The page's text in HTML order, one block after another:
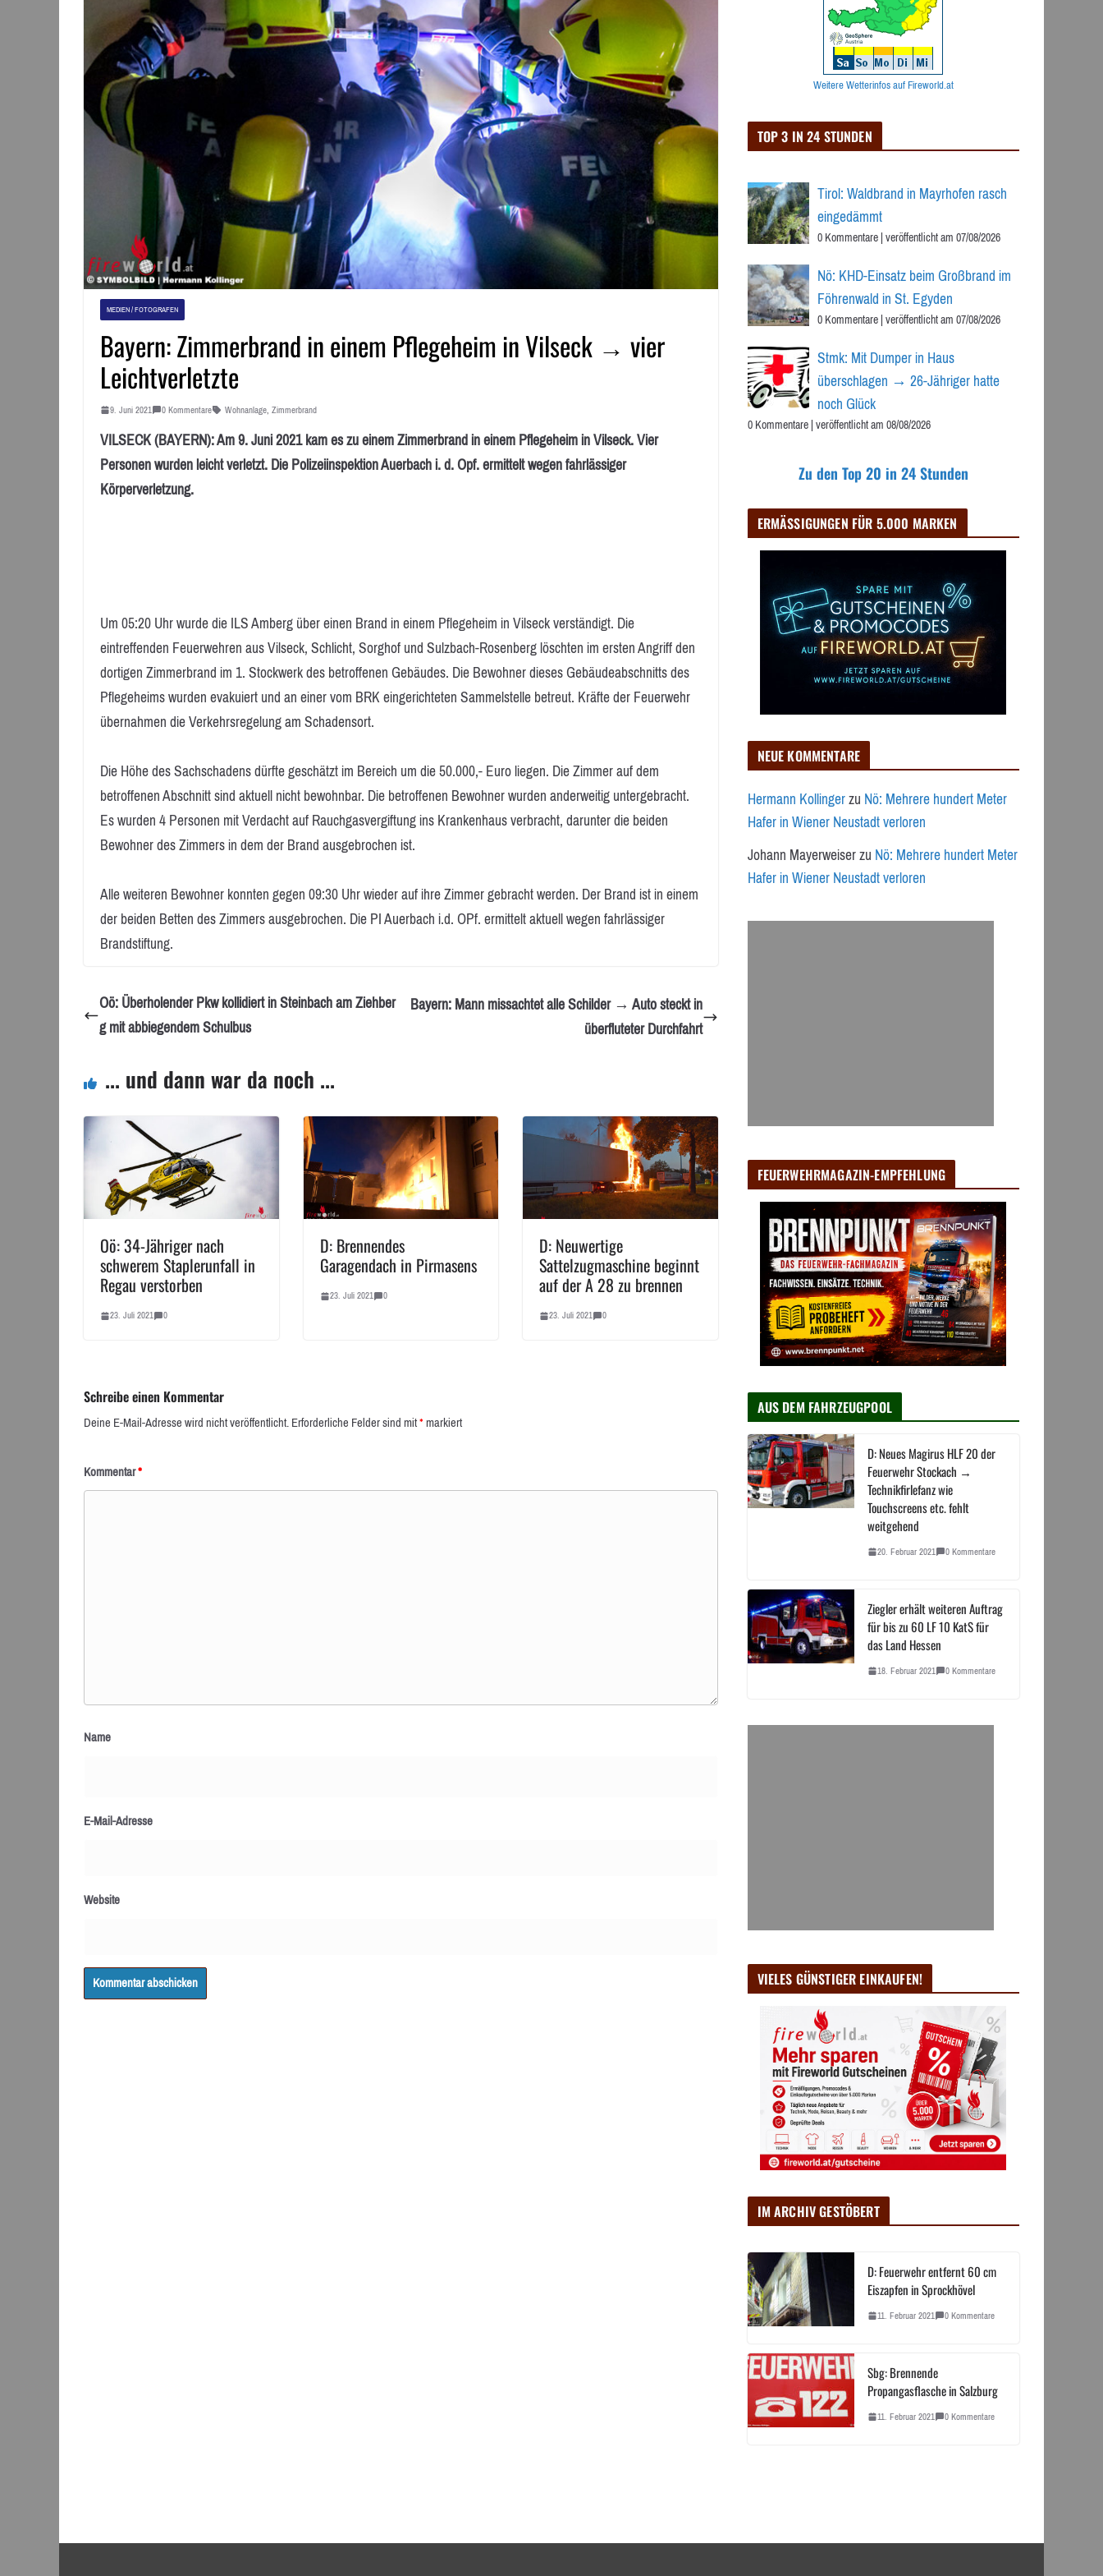
MEDIEN / FOTOGRAFEN
Bayern: Zimmerbrand in einem Pflegeheim in Vilseck → vier
Leichtverletzte
9. Juni 2021 0 Kommentare Wohnanlage, Zimmerbrand
VILSECK (BAYERN): Am 9. Juni 2021 kam es zu einem Zimmerbrand in einem Pflegeheim in Vilseck. Vier
Personen wurden leicht verletzt. Die Polizeiinspektion Auerbach i. d. Opf. ermittelt wegen fahrlässiger
Körperverletzung.
Um 05:20 Uhr wurde die ILS Amberg über einen Brand in einem Pflegeheim in Vilseck verständigt. Die
eintreffenden Feuerwehren aus Vilseck, Schlicht, Sorghof und Sulzbach-Rosenberg löschten im ersten Angriff den
dortigen Zimmerbrand im 1. Stockwerk des betroffenen Gebäudes. Die Bewohner dieses Gebäudeabschnitts des
Pflegeheims wurden evakuiert und an einer vom BRK eingerichteten Sammelstelle betreut. Kräfte der Feuerwehr
übernahmen die Verkehrsregelung am Schadensort.
Die Höhe des Sachschadens dürfte geschätzt im Bereich um die 50.000,- Euro liegen. Die Zimmer auf dem
betroffenen Abschnitt sind aktuell nicht bewohnbar. Die betroffenen Bewohner wurden anderweitig untergebracht.
Es wurden 4 Personen mit Verdacht auf Rauchgasvergiftung ins Krankenhaus verbracht, darunter die beiden
Bewohner des Zimmers in dem der Brand ausgebrochen ist.
Alle weiteren Bewohner konnten gegen 09:30 Uhr wieder auf ihre Zimmer gebracht werden. Der Brand ist in einem
der beiden Betten des Zimmers ausgebrochen. Die PI Auerbach i.d. OPf. ermittelt aktuell wegen fahrlässiger
Brandstiftung.
Oö: Überholender Pkw kollidiert in Steinbach am Ziehber
g mit abbiegendem Schulbus
Bayern: Mann missachtet alle Schilder → Auto steckt in
überfluteter Durchfahrt
... und dann war da noch ...
Oö: 34-Jähriger nach
schwerem Staplerunfall in
Regau verstorben
23. Juli 2021 0
D: Brennendes
Garagendach in Pirmasens
23. Juli 2021 0
D: Neuwertige
Sattelzugmaschine beginnt
auf der A 28 zu brennen
23. Juli 2021 0
Schreibe einen Kommentar
Deine E-Mail-Adresse wird nicht veröffentlicht.Erforderliche Felder sind mit*markiert
Kommentar*
Name
E-Mail-Adresse
Website
Weitere Wetterinfos auf Fireworld.at
TOP 3 IN 24 STUNDEN
Tirol: Waldbrand in Mayrhofen rasch
eingedämmt
0 Kommentare|veröffentlicht am 07/08/2026
Nö: KHD-Einsatz beim Großbrand im
Föhrenwald in St. Egyden
0 Kommentare|veröffentlicht am 07/08/2026
Stmk: Mit Dumper in Haus
überschlagen → 26-Jähriger hatte
noch Glück
0 Kommentare|veröffentlicht am 08/08/2026
Zu den Top 20 in 24 Stunden
ERMÄSSIGUNGEN FÜR 5.000 MARKEN
NEUE KOMMENTARE
Hermann KollingerzuNö: Mehrere hundert Meter
Hafer in Wiener Neustadt verloren
Johann MayerweiserzuNö: Mehrere hundert Meter
Hafer in Wiener Neustadt verloren
FEUERWEHRMAGAZIN-EMPFEHLUNG
AUS DEM FAHRZEUGPOOL
D: Neues Magirus HLF 20 der
Feuerwehr Stockach →
Technikfirlefanz wie
Touchscreens etc. fehlt
weitgehend
20. Februar 2021 0 Kommentare
Ziegler erhält weiteren Auftrag
für bis zu 60 LF 10 KatS für
das Land Hessen
18. Februar 2021 0 Kommentare
VIELES GÜNSTIGER EINKAUFEN!
IM ARCHIV GESTÖBERT
D: Feuerwehr entfernt 60 cm
Eiszapfen in Sprockhövel
11. Februar 2021 0 Kommentare
Sbg: Brennende
Propangasflasche in Salzburg
11. Februar 2021 0 Kommentare